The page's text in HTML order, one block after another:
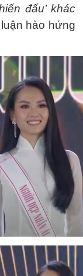
đấu’ khác
hào hứng